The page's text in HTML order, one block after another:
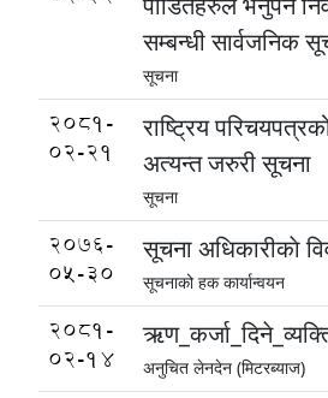
सम्बन्धी सार्वजनिक
सूचना
2081-
02-21
राष्ट्रिय
अत्यन्त जरुरी सूचना
सूचना
2076-
05-30
सूचना अधिकारीकाे
सूचनाको हक कार्यान्वयन
2081-
02-14
अनुचित लेनदेन (मिटरब्याज)